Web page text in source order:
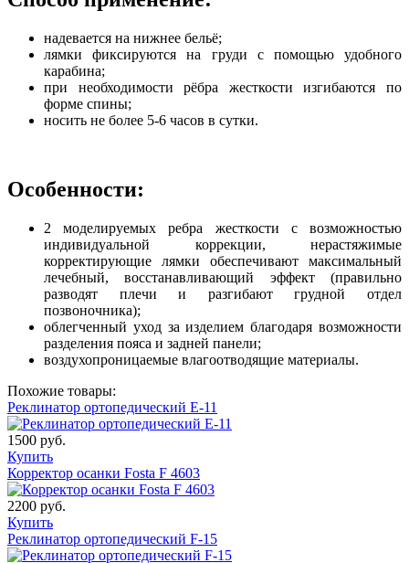
надевается на нижнее бельё;
лямки фиксируются на груди с помощью удобного
карабина;
при необходимости рёбра жесткости изгибаются по
форме спины;
носить не более 5-6 часов в сутки.
Особенности:
2 моделируемых ребра жесткости с возможностью
индивидуальной коррекции, нерастяжимые
корректирующие лямки обеспечивают максимальный
лечебный, восстанавливающий эффект (правильно
разводят плечи и разгибают грудной отдел
позвоночника);
облегченный уход за изделием благодаря возможности
разделения пояса и задней панели;
воздухопроницаемые влагоотводящие материалы.
Похожие товары:
Реклинатор ортопедический Е-11
1500 руб.
Купить
Корректор осанки Fosta F 4603
2200 руб.
Купить
Реклинатор ортопедический F-15